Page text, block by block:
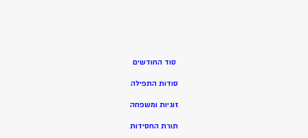
סוד החודשים
סודות התפילה
זוגיות ומשפחה
תורת החסידות